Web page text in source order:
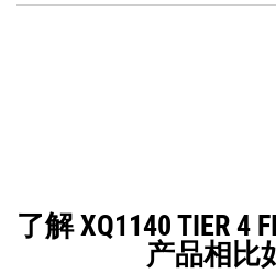
了解 XQ1140 TIER 4
产品相比